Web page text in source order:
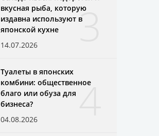
3
вкусная рыба, которую
издавна используют в
японской кухне
14.07.2026
4
Туалеты в японских
комбини: общественное
благо или обуза для
бизнеса?
04.08.2026